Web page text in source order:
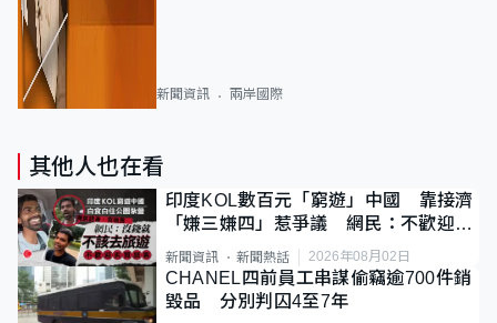
新聞資訊 兩岸國際
其他人也在看
印度KOL數百元「窮遊」中國 靠接濟
「嫌三嫌四」惹爭議 網民：不歡迎劣
質旅客
新聞資訊 新聞熱話 2026年08月02日
CHANEL四前員工串謀偷竊逾700件銷
毀品 分別判囚4至7年